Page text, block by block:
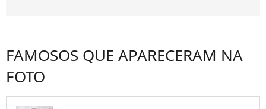
FAMOSOS QUE APARECERAM NA
FOTO